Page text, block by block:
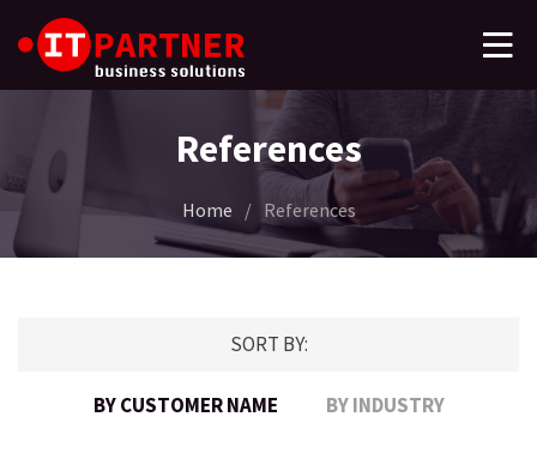
References
Home / References
SORT BY:
BY CUSTOMER NAME BY INDUSTRY